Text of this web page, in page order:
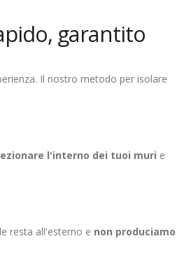
garantito
Il nostro metodo per isolare
l'interno dei tuoi muri e
resta all'esterno e non produciamo